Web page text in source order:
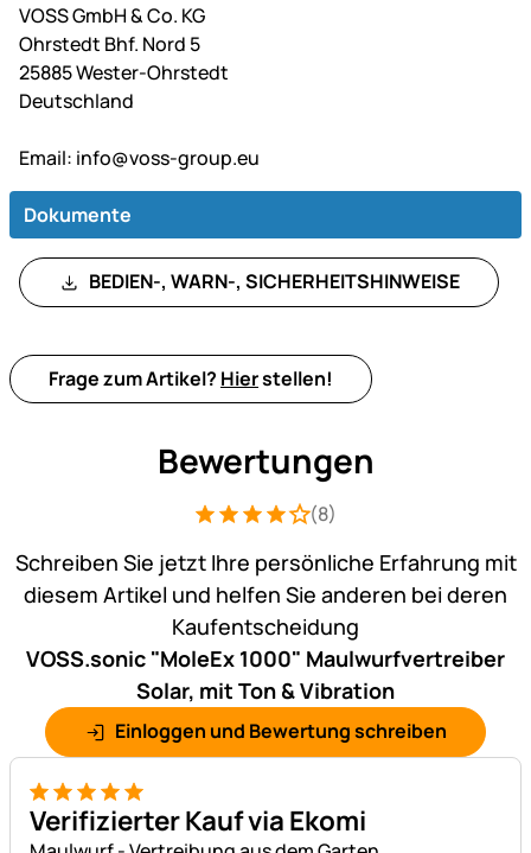
VOSS GmbH & Co. KG
Ohrstedt Bhf. Nord 5
25885 Wester-Ohrstedt
Deutschland
Email: info@voss-group.eu
Dokumente
BEDIEN-, WARN-, SICHERHEITSHINWEISE
Frage zum Artikel? Hierstellen!
Bewertungen
Bewertung: 4 von 5 (8 Bewertungen)
8 Bewertungen
(8)
Schreiben Sie jetzt Ihre persönliche Erfahrung mit
diesem Artikel und helfen Sie anderen bei deren
Kaufentscheidung
VOSS.sonic "MoleEx 1000" Maulwurfvertreiber
Solar, mit Ton & Vibration
Einloggen und Bewertung schreiben
5 von 5
Verifizierter Kauf via Ekomi